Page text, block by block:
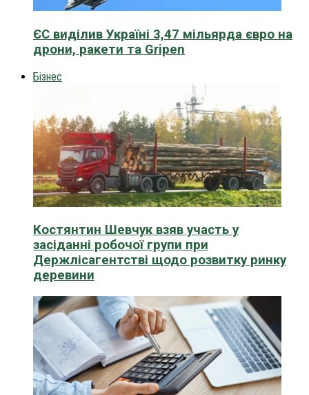
ЄС виділив Україні 3,47 мільярда євро на
дрони, ракети та Gripen
Бізнес
Костянтин Шевчук взяв участь у
засіданні робочої групи при
Держлісагентстві щодо розвитку ринку
деревини